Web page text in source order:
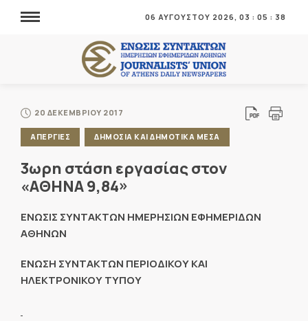
06 ΑΥΓΟΥΣΤΟΥ 2026, 03 : 05 : 38
20 ΔΕΚΕΜΒΡΙΟΥ 2017
ΑΠΕΡΓΙΕΣ ΔΗΜΟΣΙΑ ΚΑΙ ΔΗΜΟΤΙΚΑ ΜΕΣΑ
3ωρη στάση εργασίας στον
«ΑΘΗΝΑ 9,84»
ΕΝΩΣΙΣ ΣΥΝΤΑΚΤΩΝ ΗΜΕΡΗΣΙΩΝ ΕΦΗΜΕΡΙΔΩΝ
ΑΘΗΝΩΝ
ΕΝΩΣΗ ΣΥΝΤΑΚΤΩΝ ΠΕΡΙΟΔΙΚΟΥ ΚΑΙ
ΗΛΕΚΤΡΟΝΙΚΟΥ ΤΥΠΟΥ